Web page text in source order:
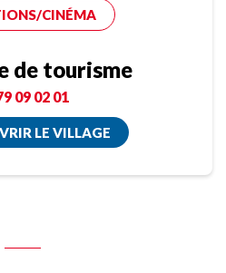
CINÉMA
tourisme
09 02 01
LE VILLAGE